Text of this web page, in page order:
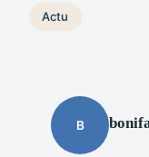
Actu
B